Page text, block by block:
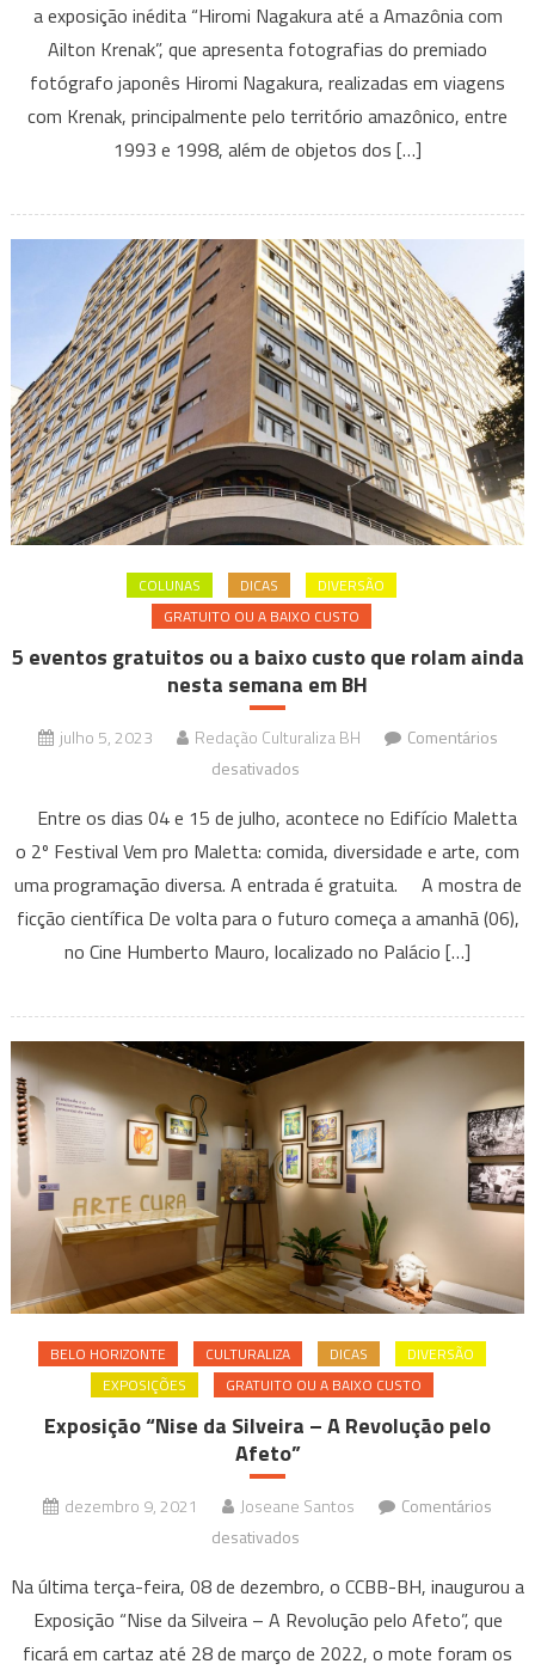
inédita
”
Hiromi
Nagakura
até
Ailton
Krenak”
a exposição inédita “Hiromi Nagakura até a Amazônia com
Ailton Krenak”, que apresenta fotografias do premiado
fotógrafo japonês Hiromi Nagakura, realizadas em viagens
com Krenak, principalmente pelo território amazônico, entre
1993 e 1998, além de objetos dos […]
COLUNAS DICAS
DIVERSÃO
GRATUITO OU A BAIXO CUSTO
5 eventos gratuitos ou a baixo custo que rolam ainda
nesta semana em BH
julho 5, 2023 Redação Culturaliza BH
Comentários
desativados
eventos
gratuitos
ou
a
baixo
rolam
ainda
nesta
semana
em
BH
Entre os dias 04 e 15 de julho, acontece no Edifício Maletta
o 2º Festival Vem pro Maletta: comida, diversidade e arte, com
uma programação diversa. A entrada é gratuita. A mostra de
ficção científica De volta para o futuro começa a amanhã (06),
no Cine Humberto Mauro, localizado no Palácio […]
BELO HORIZONTE CULTURALIZA DICAS
DIVERSÃO
EXPOSIÇÕES
GRATUITO OU A BAIXO CUSTO
Exposição “Nise da Silveira – A Revolução pelo
Afeto”
dezembro 9, 2021 Joseane Santos
Comentários
desativados
“Nise
da
Silveira
Na última terça-feira, 08 de dezembro, o CCBB-BH, inaugurou a
Exposição “Nise da Silveira – A Revolução pelo Afeto”, que
ficará em cartaz até 28 de março de 2022, o mote foram os